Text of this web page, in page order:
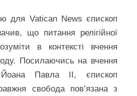
для Vatican News єпископ
що питання релігійної
в контексті вчення
Посилаючись на вчення
Павла II, єпископ
свобода пов’язана з